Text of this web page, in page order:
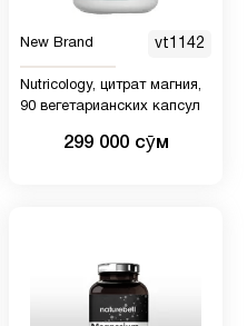
New Brand vt1142
Nutricology, цитрат магния,
90 вегетарианских капсул
299 000 сӯм